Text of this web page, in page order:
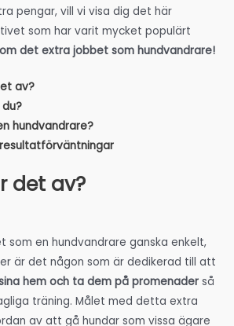
pengar, vill vi visa dig det här
som har varit mycket populärt
det extra jobbet som hundvandrare!
av?
hundvandrare?
det av?
som en hundvandrare ganska enkelt,
är det någon som är dedikerad till att
hem och ta dem på promenader så
träning. Målet med detta extra
av att gå hundar som vissa ägare